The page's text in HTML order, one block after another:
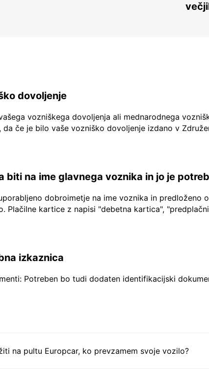
dovoljenje
vozniškega dovoljenja ali mednarodnega
če je bilo vaše vozniško dovoljenje izdano v
biti na ime glavnega voznika in jo je
dobroimetje na ime voznika in predloženo
Plačilne kartice z napisi "debetna kartica",
izkaznica
Potreben bo tudi dodaten identifikacijski
na pultu Europcar, ko prevzamem svoje vozilo?